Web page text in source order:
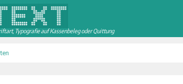
Typografie auf Kassenbeleg oder Quittung